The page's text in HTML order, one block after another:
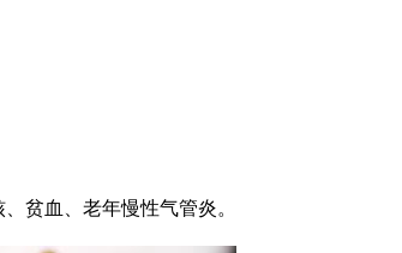
贫血、老年慢性气管炎。